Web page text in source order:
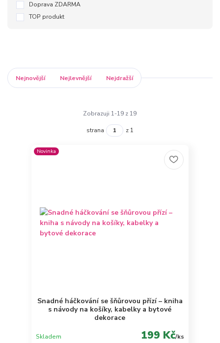
Doprava ZDARMA
TOP produkt
Nejnovější Nejlevnější Nejdražší
Zobrazuji 1-19 z 19
strana z 1
Novinka
Snadné háčkování se šňůrovou přízí – kniha
s návody na košíky, kabelky a bytové
dekorace
199 Kč/ks
Skladem